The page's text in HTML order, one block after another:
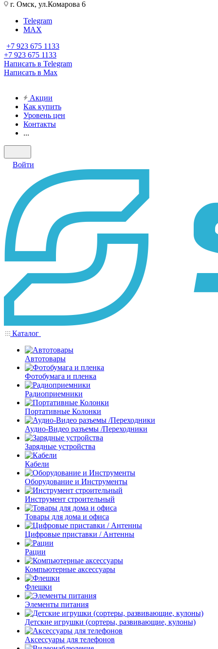
г. Омск, ул.Комарова 6
Telegram
MAX
+7 923 675 1133
+7 923 675 1133
Написать в Telegram
Написать в Max
Акции
Как купить
Уровень цен
Контакты
...
Войти
Каталог
Автотовары
Фотобумага и пленка
Радиоприемники
Портативные Колонки
Аудио-Видео разъемы /Переходники
Зарядные устройства
Кабели
Оборудование и Инструменты
Инструмент строительный
Товары для дома и офиса
Цифровые приставки / Антенны
Рации
Компьютерные аксессуары
Флешки
Элементы питания
Детские игрушки (сортеры, развивающие, кулоны)
Аксессуары для телефонов